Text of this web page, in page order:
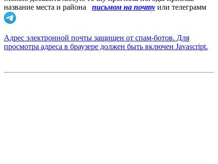
название места и района
письмом на почту или телеграмм
Адрес электронной почты защищен от спам-ботов. Для
просмотра адреса в браузере должен быть включен Javascript.